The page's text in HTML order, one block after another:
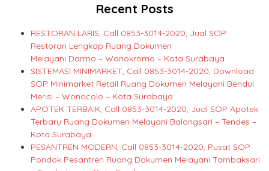
Recent Posts
RESTORAN LARIS, Call 0853-3014-2020, Jual SOP
Restoran Lengkap Ruang Dokumen
Melayani Darmo – Wonokromo – Kota Surabaya
SISTEMASI MINIMARKET, Call 0853-3014-2020, Download
SOP Minimarket Retail Ruang Dokumen Melayani Bendul
Merisi – Wonocolo – Kota Surabaya
APOTEK TERBAIK, Call 0853-3014-2020, Jual SOP Apotek
Terbaru Ruang Dokumen Melayani Balongsari – Tendes –
Kota Surabaya
PESANTREN MODERN, Call 0853-3014-2020, Pusat SOP
Pondok Pesantren Ruang Dokumen Melayani Tambaksari